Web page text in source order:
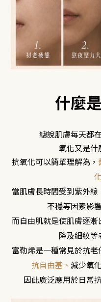
什麼
總說肌膚每天都
氧化又是什
抗氧化可以簡單理解為，
當肌膚長時間受到紫外
不穩等因素影
而自由肌就是使肌膚逐
降及細紋等
富勒烯是一種常見於抗
抗自由基、 減少氧
因此廣泛應用於日常